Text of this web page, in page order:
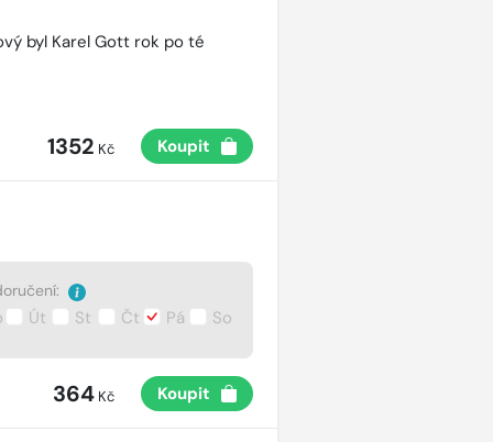
byl Karel Gott rok po té
1352 Kč Koupit
Út St Čt Pá So
364Kč Koupit